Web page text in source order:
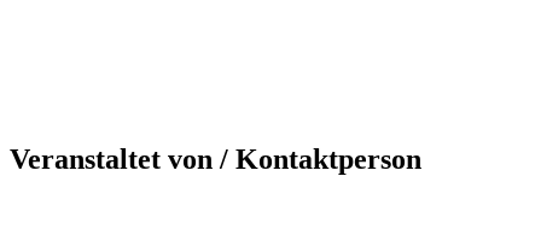
Veranstaltet von / Kontaktperson